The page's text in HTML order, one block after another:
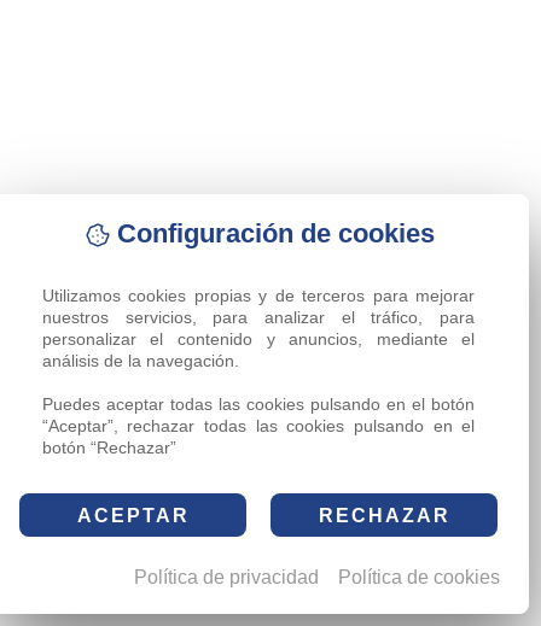
Configuración de cookies
Utilizamos cookies propias y de terceros para mejorar
nuestros servicios, para analizar el tráfico, para
personalizar el contenido y anuncios, mediante el
análisis de la navegación.
Puedes aceptar todas las cookies pulsando en el botón
“Aceptar”, rechazar todas las cookies pulsando en el
botón “Rechazar”
ACEPTAR RECHAZAR
Política de privacidad Política de cookies